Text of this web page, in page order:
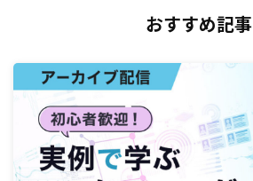
おすすめ記事